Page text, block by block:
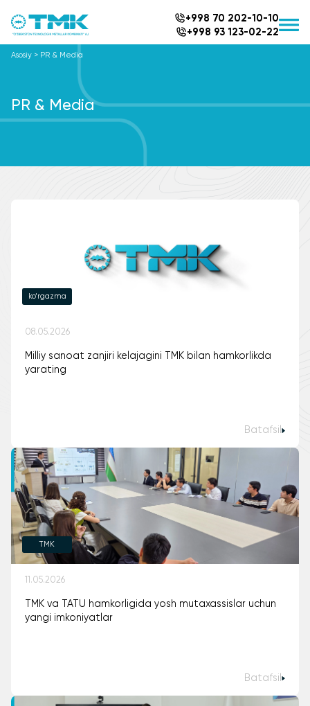
+998 70 202-10-10
+998 93 123-02-22
Asosiy > PR & Media
PR & Media
ko‘rgazma
08.05.2026
Milliy sanoat zanjiri kelajagini TMK bilan hamkorlikda
yarating
Batafsil
TMK
11.05.2026
TMK va TATU hamkorligida yosh mutaxassislar uchun
yangi imkoniyatlar
Batafsil